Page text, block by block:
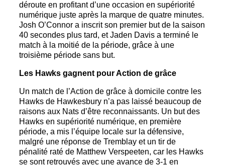
déroute en profitant d’une occasion en supériorité
numérique juste après la marque de quatre minutes.
Josh O’Connor a inscrit son premier but de la saison
40 secondes plus tard, et Jaden Davis a terminé le
match à la moitié de la période, grâce à une
troisième période sans but.
Les Hawks gagnent pour Action de grâce
Un match de l’Action de grâce à domicile contre les
Hawks de Hawkesbury n’a pas laissé beaucoup de
raisons aux Nats d’être reconnaissants. Un but des
Hawks en supériorité numérique, en première
période, a mis l’équipe locale sur la défensive,
malgré une réponse de Tremblay et un tir de
pénalité raté de Matthew Verspeeten, car les Hawks
se sont retrouvés avec une avance de 3-1 en